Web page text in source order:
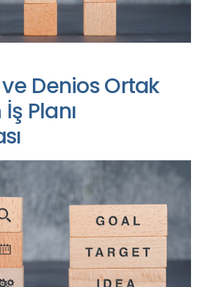
Denios Ortak
Planı